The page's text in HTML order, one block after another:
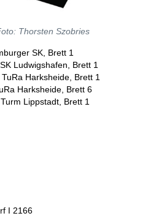
Thorsten Szobries
SK, Brett 1
Ludwigshafen, Brett 1
Harksheide, Brett 1
Harksheide, Brett 6
Lippstadt, Brett 1
I 2166